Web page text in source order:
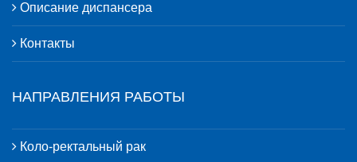
Описание диспансера
Контакты
НАПРАВЛЕНИЯ РАБОТЫ
Коло-ректальный рак